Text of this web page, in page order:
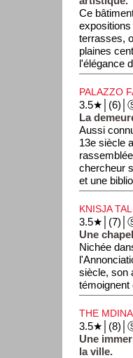
Ce
terrasses,
plaines
l'élégance
PALAZZO
La
Aussi
13e siècle
chercheur
et une
KNISJA
Une
Nichée
siècle, son
témoignent
THE
Une
la ville.